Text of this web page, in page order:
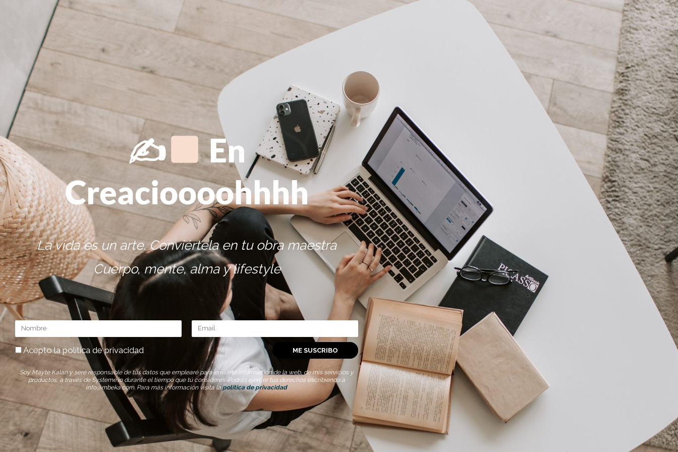
✍
En
Creacioooohhhh
La vida es un arte. Conviértela en tu obra maestra
Cuerpo, mente, alma y lifestyle
Nombre Email
Acepto la política de privacidad ME SUSCRIBO
Soy Mayte Kalan y seré responsable de tus datos que emplearé para enviarte información de la web, de mis servicios y
productos, a través de Systeme.io durante el tiempo que tú consideres. Podrás ejercer tus derechos escribiendo a
info@mbeka.com. Para más información visita la política de privacidad.